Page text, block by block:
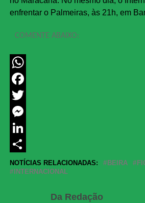
enfrentar o Palmeiras, às 21h, em
COMENTE ABAIXO:
WhatsApp
Facebook
Twitter
Messenger
LinkedIn
Share
NOTÍCIAS RELACIONADAS: BEIRA
INTERNACIONAL
Da Redação